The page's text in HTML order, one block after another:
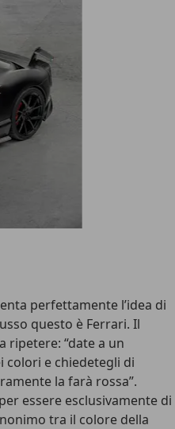
perfettamente l’idea di
questo è Ferrari. Il
ripetere: “date a un
colori e chiedetegli di
la farà rossa”.
essere esclusivamente di
tra il colore della